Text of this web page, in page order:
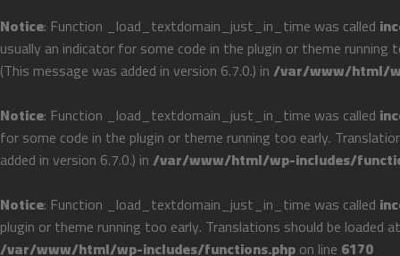
Notice: Function _load_textdomain_just_in_time was called
usually an indicator for some code in the plugin or theme
(This message was added in version 6.7.0.) in/var/www/html/
Notice: Function _load_textdomain_just_in_time was called
for some code in the plugin or theme running too early.
added in version 6.7.0.) in/var/www/html/wp-includes/
Notice: Function _load_textdomain_just_in_time was called
plugin or theme running too early. Translations should be loaded
/var/www/html/wp-includes/functions.phpon line 6170